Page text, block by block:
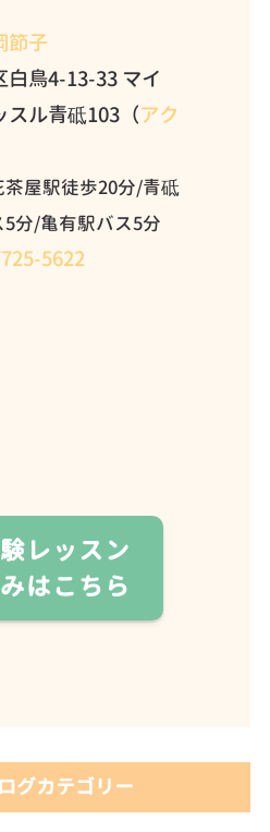
節子
白鳥4-13-33 マイ
スル青砥103（アク
屋駅徒歩20分/青砥
分/亀有駅バス5分
5622
レッスン
はこちら
グカテゴリー